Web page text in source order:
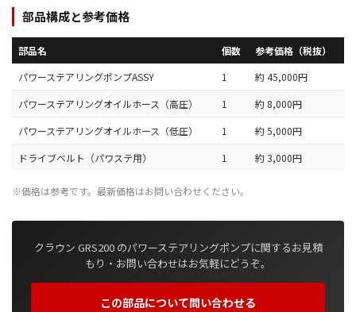
部品構成と参考価格
部品名 個数
参考価格（税抜）
パワーステアリングポンプASSY
1
約 45,000円
パワーステアリングオイルホース（高圧）
1
約 8,000円
パワーステアリングオイルホース（低圧）
1
約 5,000円
ドライブベルト（パワステ用）
1 約 3,000円
※価格は参考です。最新価格はお問い合わせください。
クラウン GRS200 のパワーステアリングポンプに関するお見積
もり・お問い合わせはお気軽にどうぞ。
この部品について問い合わせる